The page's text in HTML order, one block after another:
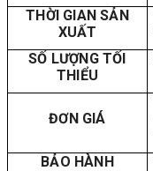
THỜI GIAN SẢN
XUẤT
SỐ LƯỢNG TỐI
THIỂU
ĐƠN GIÁ
BẢO HÀNH